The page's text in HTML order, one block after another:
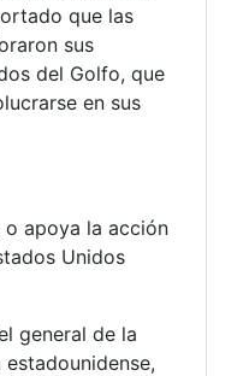
que las
sus
del Golfo, que
en sus
apoya la acción
Unidos
general de la